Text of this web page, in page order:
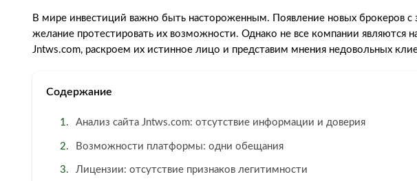
В мире инвестиций важно быть настороженным. Появление новых брокеров
желание протестировать их возможности. Однако не все компании
Jntws.com, раскроем их истинное лицо и представим мнения недовольных
Содержание
Анализ сайта Jntws.com: отсутствие информации и доверия
Возможности платформы: одни обещания
Лицензии: отсутствие признаков легитимности